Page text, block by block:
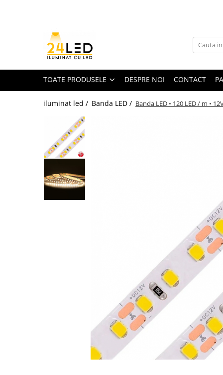
Toate Produsele
Banda Led COB
Banda LED 12V
Banda LED RGB
Furtun Luminos
Banda LED 220V
Accesorii banda led
TOATE PRODUSELE DESPRE NOI CONTACT
iluminat led / Banda LED / Banda LED • 120 LED / m •